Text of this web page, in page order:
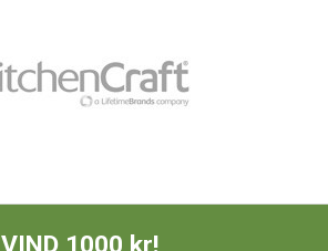
VIND 1000 kr!